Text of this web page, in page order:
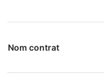
Nom contrat